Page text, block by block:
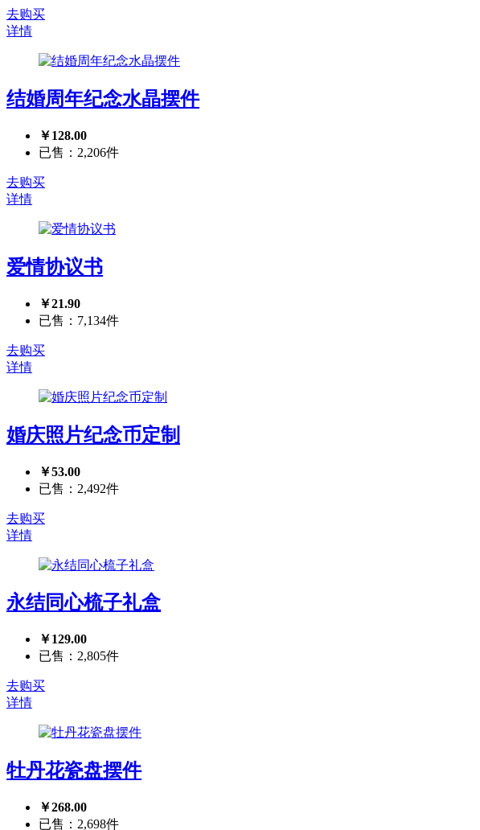
去购买
详情
结婚周年纪念水晶摆件
￥128.00
已售：2,206件
去购买
详情
爱情协议书
￥21.90
已售：7,134件
去购买
详情
婚庆照片纪念币定制
￥53.00
已售：2,492件
去购买
详情
永结同心梳子礼盒
￥129.00
已售：2,805件
去购买
详情
牡丹花瓷盘摆件
￥268.00
已售：2,698件